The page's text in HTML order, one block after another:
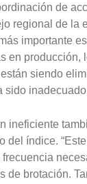
de
regional de la
importante
en producción,
siendo
sido
ineficiente
del índice.
frecuencia
de brotación.